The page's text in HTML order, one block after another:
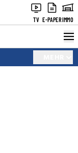
TV E-PAPERIMMO